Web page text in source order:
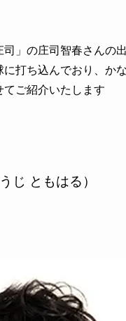
」の庄司智春さんの
に打ち込んでおり、か
ご紹介いたします
じ ともはる）